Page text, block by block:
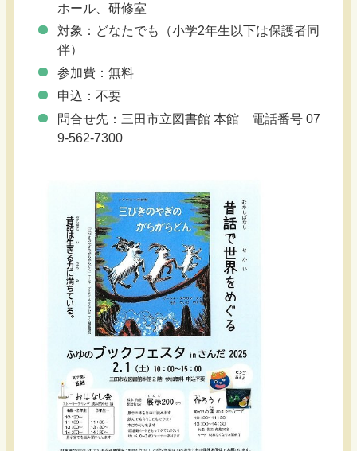
ホール、研修室
対象：どなたでも（小学2年生以下は保護者同
伴）
参加費：無料
申込：不要
問合せ先：三田市立図書館 本館 電話番号 07
9-562-7300